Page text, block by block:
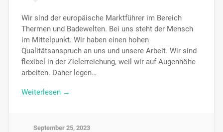
Wir sind der europäische Marktführer im Bereich
Thermen und Badewelten. Bei uns steht der Mensch
im Mittelpunkt. Wir haben einen hohen
Qualitätsanspruch an uns und unsere Arbeit. Wir sind
flexibel in der Zielerreichung, weil wir auf Augenhöhe
arbeiten. Daher legen…
Weiterlesen →
September 25, 2023